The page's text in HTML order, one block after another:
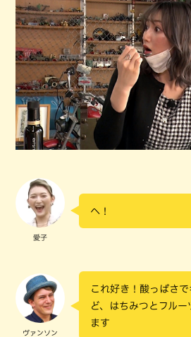
愛子
へ！
ヴァンソン
これ好き！酸っぱさ
ど、はちみつとフル
ます